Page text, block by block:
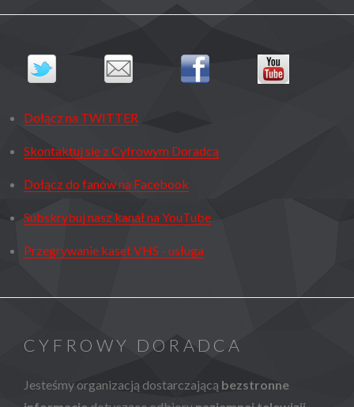
Dołącz na TWITTER
Skontaktuj się z Cyfrowym Doradcą
Dołącz do fanów na Facebook
Subskrybuj nasz kanał na YouTube
Przegrywanie kaset VHS - usługa
CYFROWY DORADCA
Jesteśmy organizacją dostarczającą bezstronne